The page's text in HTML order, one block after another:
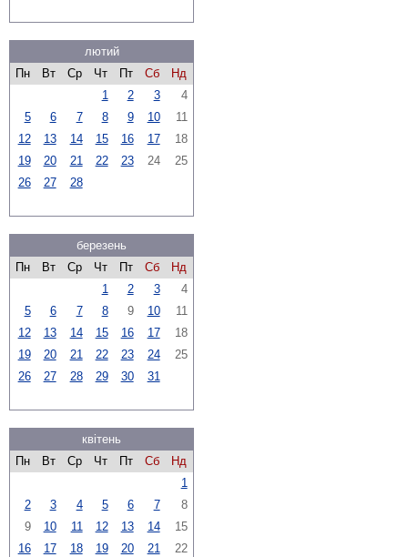
лютий
Пн
Вт Ср Чт Пт Сб
Нд
1
2 3
4
5
6 7 8 9 10
11
12
13 14 15 16 17
18
19
20 21 22 23 24
25
26
27 28
березень
Пн
Вт Ср Чт Пт Сб
Нд
1
2 3
4
5
6 7 8 9 10
11
12
13 14 15 16 17
18
19
20 21 22 23 24
25
26
27 28 29 30 31
квітень
Пн
Вт Ср Чт Пт Сб
Нд
1
2
3 4 5 6 7
8
9
10 11 12 13 14
15
16
17 18 19 20 21
22